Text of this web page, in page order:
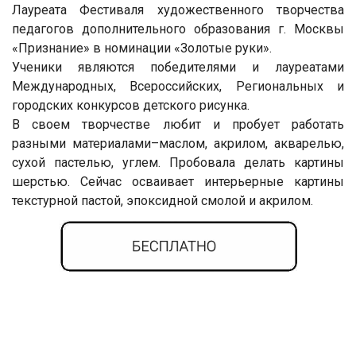
Лауреата Фестиваля художественного творчества
педагогов дополнительного образования г. Москвы
«Признание» в номинации «Золотые руки».
Ученики являются победителями и лауреатами
Международных, Всероссийских, Региональных и
городских конкурсов детского рисунка.
В своем творчестве любит и пробует работать
разными материалами–маслом, акрилом, акварелью,
сухой пастелью, углем. Пробовала делать картины
шерстью. Сейчас осваивает интерьерные картины
текстурной пастой, эпоксидной смолой и акрилом.